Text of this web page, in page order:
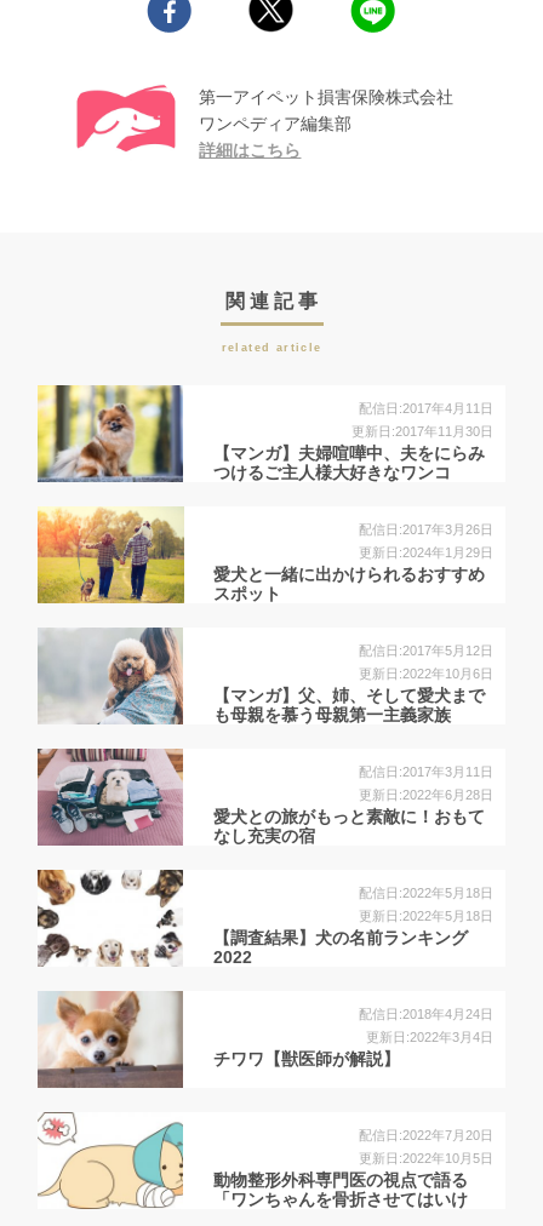
第一アイペット損害保険株式会社
ワンペディア編集部
詳細はこちら
関連記事
related article
配信日:2017年4月11日
更新日:2017年11月30日
【マンガ】夫婦喧嘩中、夫をにらみ
つけるご主人様大好きなワンコ
配信日:2017年3月26日
更新日:2024年1月29日
愛犬と一緒に出かけられるおすすめ
スポット
配信日:2017年5月12日
更新日:2022年10月6日
【マンガ】父、姉、そして愛犬まで
も母親を慕う母親第一主義家族
配信日:2017年3月11日
更新日:2022年6月28日
愛犬との旅がもっと素敵に！おもて
なし充実の宿
配信日:2022年5月18日
更新日:2022年5月18日
【調査結果】犬の名前ランキング
2022
配信日:2018年4月24日
更新日:2022年3月4日
チワワ【獣医師が解説】
配信日:2022年7月20日
更新日:2022年10月5日
動物整形外科専門医の視点で語る
「ワンちゃんを骨折させてはいけ